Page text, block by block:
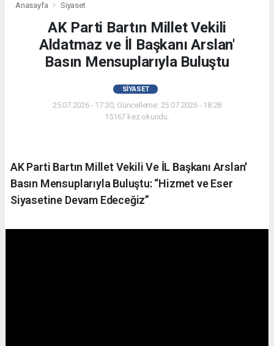
Anasayfa Siyaset
AK Parti Bartın Millet Vekili
Aldatmaz ve İl Başkanı Arslan'
Basın Mensuplarıyla Buluştu
SIYASET
25.07.2026 - 17:30, Güncelleme: 25.07.2026 - 18:28
15167 kez okundu.
AK Parti Bartın Millet Vekili Ve İL Başkanı Arslan'
Basın Mensuplarıyla Buluştu: “Hizmet ve Eser
Siyasetine Devam Edeceğiz”